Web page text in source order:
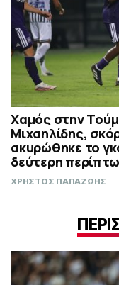
Χαμός στην
Μιχαηλίδης,
ακυρώθηκε το
δεύτερη
ΧΡΗΣΤΟΣ ΠΑΠΑΖΩΗΣ